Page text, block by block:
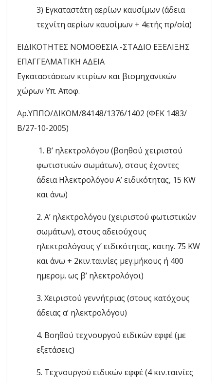
3) Εγκαταστάτη αερίων καυσίμων (άδεια
τεχνίτη αερίων καυσίμων + 4ετής πρ/σία)
ΕΙΔΙΚΟΤΗΤΕΣ ΝΟΜΟΘΕΣΙΑ -ΣΤΑΔΙΟ ΕΞΕΛΙΞΗΣ
ΕΠΑΓΓΕΛΜΑΤΙΚΗ ΑΔΕΙΑ
Εγκαταστάσεων κτιρίων και βιομηχανικών
χώρων Υπ. Αποφ.
Αρ.ΥΠΠΟ/ΔΙΚΟΜ/84148/1376/1402 (ΦΕΚ 1483/
Β/27-10-2005)
1. Β’ ηλεκτρολόγου (βοηθού χειριστού
φωτιστικών σωμάτων), στους έχοντες
άδεια Ηλεκτρολόγου Α’ ειδικότητας, 15 KW
και άνω)
2. Α’ ηλεκτρολόγου (χειριστού φωτιστικών
σωμάτων), στους αδειούχους
ηλεκτρολόγους γ’ ειδικότητας, κατηγ. 75 KW
και άνω + 2κιν.ταινίες μεγ.μήκους ή 400
ημερομ. ως β’ ηλεκτρολόγοι)
3. Χειριστού γεννήτριας (στους κατόχους
άδειας α’ ηλεκτρολόγου)
4. Βοηθού τεχνουργού ειδικών εφφέ (με
εξετάσεις)
5. Τεχνουργού ειδικών εφφέ (4 κιν.ταινίες